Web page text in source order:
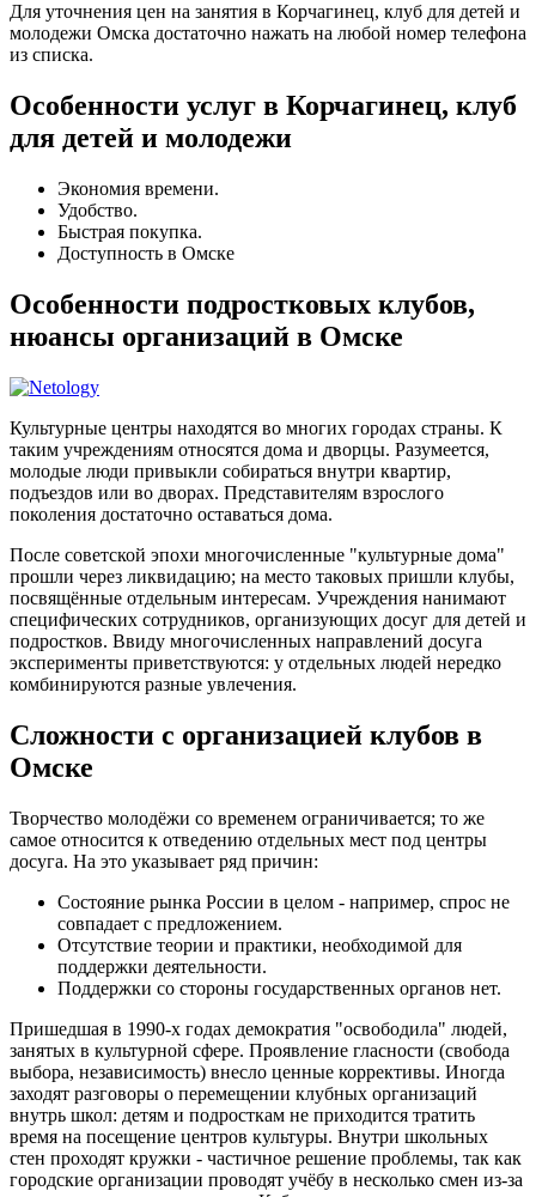
Для уточнения цен на занятия в Корчагинец, клуб для детей и
молодежи Омска достаточно нажать на любой номер телефона
из списка.
Особенности услуг в Корчагинец, клуб
для детей и молодежи
Экономия времени.
Удобство.
Быстрая покупка.
Доступность в Омске
Особенности подростковых клубов,
нюансы организаций в Омске
Культурные центры находятся во многих городах страны. К
таким учреждениям относятся дома и дворцы. Разумеется,
молодые люди привыкли собираться внутри квартир,
подъездов или во дворах. Представителям взрослого
поколения достаточно оставаться дома.
После советской эпохи многочисленные "культурные дома"
прошли через ликвидацию; на место таковых пришли клубы,
посвящённые отдельным интересам. Учреждения нанимают
специфических сотрудников, организующих досуг для детей и
подростков. Ввиду многочисленных направлений досуга
эксперименты приветствуются: у отдельных людей нередко
комбинируются разные увлечения.
Сложности с организацией клубов в
Омске
Творчество молодёжи со временем ограничивается; то же
самое относится к отведению отдельных мест под центры
досуга. На это указывает ряд причин:
Состояние рынка России в целом - например, спрос не
совпадает с предложением.
Отсутствие теории и практики, необходимой для
поддержки деятельности.
Поддержки со стороны государственных органов нет.
Пришедшая в 1990-х годах демократия "освободила" людей,
занятых в культурной сфере. Проявление гласности (свобода
выбора, независимость) внесло ценные коррективы. Иногда
заходят разговоры о перемещении клубных организаций
внутрь школ: детям и подросткам не приходится тратить
время на посещение центров культуры. Внутри школьных
стен проходят кружки - частичное решение проблемы, так как
городские организации проводят учёбу в несколько смен из-за